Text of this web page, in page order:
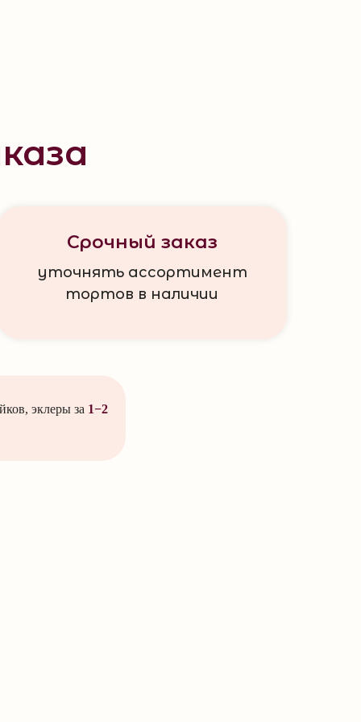
Срочный заказ
уточнять ассортимент
тортов в наличии
эклеры за 1−2